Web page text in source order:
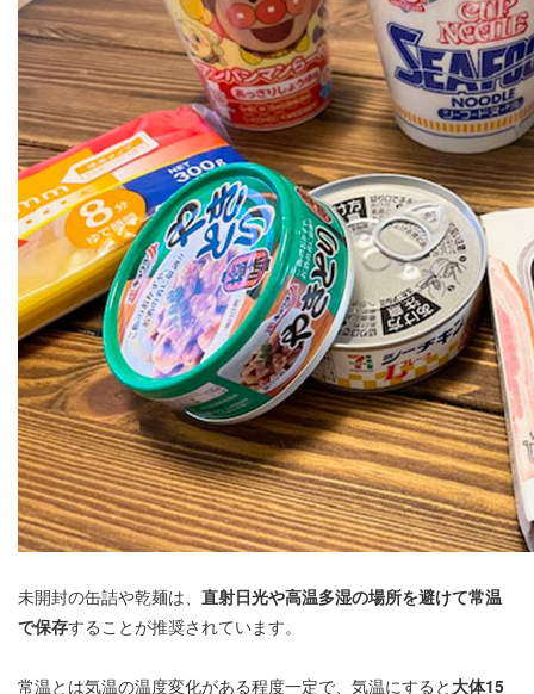
未開封の缶詰や乾麺は、 直射日光や高温多湿の場所を避けて常温
で保存することが推奨されています。
常温とは気温の温度変化がある程度一定で、気温にすると 大体15